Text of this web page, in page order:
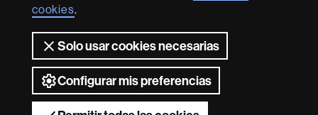
cookies.
Solo usar cookies necesarias
Configurar mis preferencias
Somos una universidad líder que imparte una docencia
de calidad y excelencia, diversificada, multidisciplinaria y
flexible, adecuada a las necesidades de la sociedad y
adaptada a los nuevos modelos de la Europa del
conocimiento. La UAB es reconocida internacionalmente
por la calidad y el carácter innovador de su investigación.
2026 Universitat Autònoma de Barcelona